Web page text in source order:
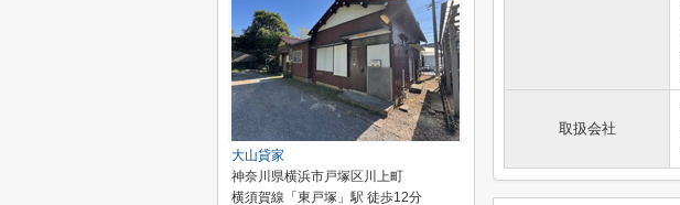
取扱会社
大山貸家
神奈川県横浜市戸塚区川上町
横須賀線「東戸塚」駅 徒歩12分